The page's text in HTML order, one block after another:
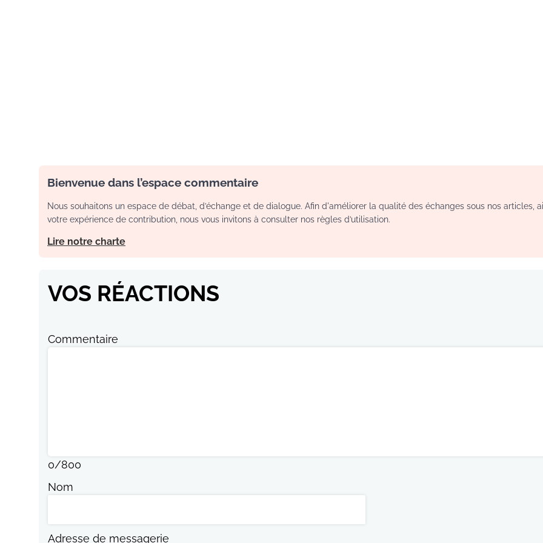
Bienvenue dans l’espace commentaire
Nous souhaitons un espace de débat, d’échange et de dialogue. Afin d'améliorer la qualité des échanges sous nos articles,
votre expérience de contribution, nous vous invitons à consulter nos règles d’utilisation.
Lire notre charte
VOS RÉACTIONS
Commentaire
0/800
Nom
Adresse de messagerie